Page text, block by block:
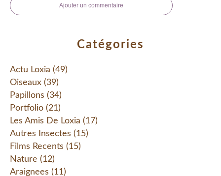
Ajouter un commentaire
Catégories
Actu Loxia (49)
Oiseaux (39)
Papillons (34)
Portfolio (21)
Les Amis De Loxia (17)
Autres Insectes (15)
Films Recents (15)
Nature (12)
Araignees (11)